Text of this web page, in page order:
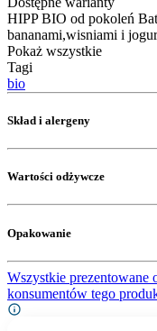
HIPP BIO od pokoleń
bananami,wisniami i
Pokaż wszystkie
Tagi
bio
Skład i alergeny
Wartości odżywcze
Opakowanie
Wszystkie prezentowane
konsumentów tego